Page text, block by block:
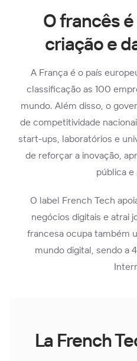
O francês
criação e
A França é o país
classificação as 100
mundo. Além disso, o
de competitividade
start-ups, laboratórios e
de reforçar a inovação,
pública e
O label French Tech
negócios digitais e atrai
francesa ocupa também
mundo digital, sendo a
La French